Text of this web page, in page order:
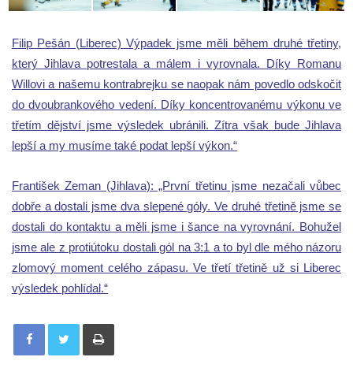
Filip Pešán (Liberec) Výpadek jsme měli během druhé třetiny,
který Jihlava potrestala a málem i vyrovnala. Díky Romanu
Willovi a našemu kontrabrejku se naopak nám povedlo odskočit
do dvoubrankového vedení. Díky koncentrovanému výkonu ve
třetím dějství jsme výsledek ubránili. Zítra však bude Jihlava
lepší a my musíme také podat lepší výkon.“
František Zeman (Jihlava): „První třetinu jsme nezačali vůbec
dobře a dostali jsme dva slepené góly. Ve druhé třetině jsme se
dostali do kontaktu a měli jsme i šance na vyrovnání. Bohužel
jsme ale z protiútoku dostali gól na 3:1 a to byl dle mého názoru
zlomový moment celého zápasu. Ve třetí třetině už si Liberec
výsledek pohlídal.“
Tisknout